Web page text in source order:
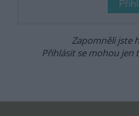
Zapomněli jste
Přihlásit se mohou jen